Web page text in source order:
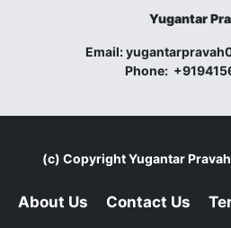
Yugantar
Email:
Phone:
(c) CopyrightYugantar Pravah
About Us Contact Us